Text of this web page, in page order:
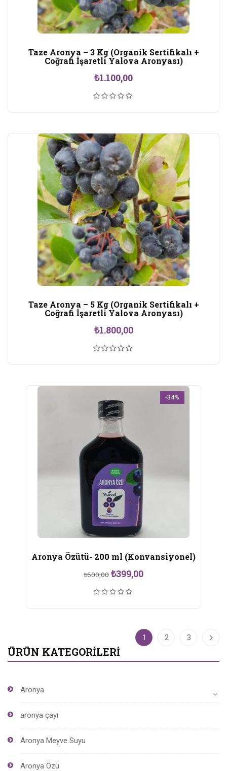
ÜRÜN KATEGORILERI
Aronya
aronya çayı
Aronya Meyve Suyu
Aronya Özü
Taze Aronya – 3 Kg (Organik Sertifikalı +
Coğrafi İşaretli Yalova Aronyası)
₺1.100,00
Taze Aronya – 5 Kg (Organik Sertifikalı +
Coğrafi İşaretli Yalova Aronyası)
₺1.800,00
-34%
Aronya Özütü- 200 ml (Konvansiyonel)
₺600,00 Orijinal
fiyat:
₺600,00.
₺399,00Şu
1 2 3